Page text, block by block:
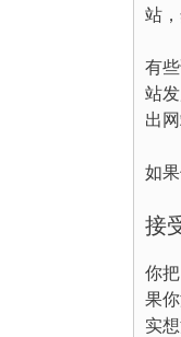
站
有
站
出
如
接
你
果
实